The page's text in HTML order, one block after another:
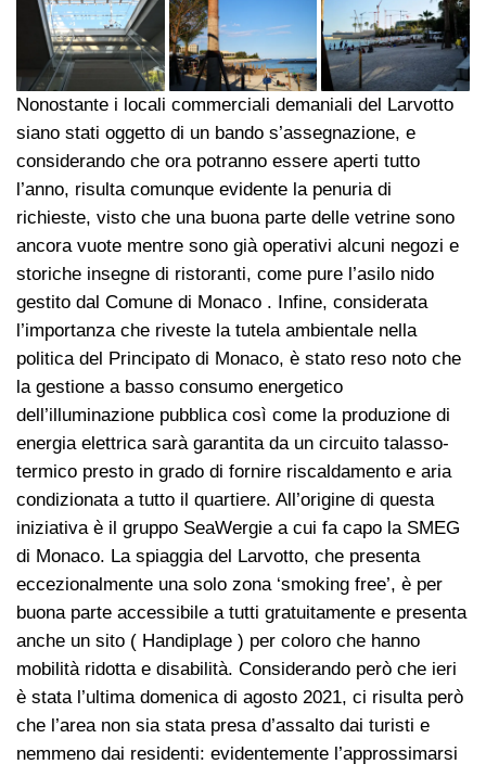
Nonostante i locali commerciali demaniali del Larvotto
siano stati oggetto di un bando s’assegnazione, e
considerando che ora potranno essere aperti tutto
l’anno, risulta comunque evidente la penuria di
richieste, visto che una buona parte delle vetrine sono
ancora vuote mentre sono già operativi alcuni negozi e
storiche insegne di ristoranti, come pure l’asilo nido
gestito dal Comune di Monaco . Infine, considerata
l’importanza che riveste la tutela ambientale nella
politica del Principato di Monaco, è stato reso noto che
la gestione a basso consumo energetico
dell’illuminazione pubblica così come la produzione di
energia elettrica sarà garantita da un circuito talasso-
termico presto in grado di fornire riscaldamento e aria
condizionata a tutto il quartiere. All’origine di questa
iniziativa è il gruppo SeaWergie a cui fa capo la SMEG
di Monaco. La spiaggia del Larvotto, che presenta
eccezionalmente una solo zona ‘smoking free’, è per
buona parte accessibile a tutti gratuitamente e presenta
anche un sito ( Handiplage ) per coloro che hanno
mobilità ridotta e disabilità. Considerando però che ieri
è stata l’ultima domenica di agosto 2021, ci risulta però
che l’area non sia stata presa d’assalto dai turisti e
nemmeno dai residenti: evidentemente l’approssimarsi